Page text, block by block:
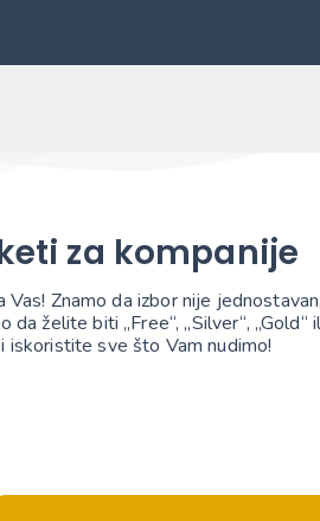
za kompanije
Znamo da izbor nije
želite biti „Free“, „Silver“, „Gold“
iskoristite sve što Vam nudimo!